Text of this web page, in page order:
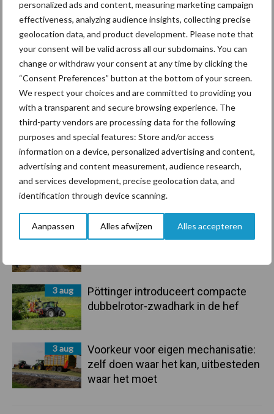
personalized ads and content, measuring marketing campaign
effectiveness, analyzing audience insights, collecting precise
geolocation data, and product development. Please note that
your consent will be valid across all our subdomains. You can
change or withdraw your consent at any time by clicking the
“Consent Preferences” button at the bottom of your screen.
We respect your choices and are committed to providing you
with a transparent and secure browsing experience. The
third-party vendors are processing data for the following
purposes and special features: Store and/or access
information on a device, personalized advertising and content,
advertising and content measurement, audience research,
and services development, precise geolocation data, and
identification through device scanning.
Aanpassen Alles afwijzen Alles accepteren
Primaire
Sidebar
Recent nieuws Partner nieuws
6 aug
Tien praktische tips voor een
langere levensduur
5 aug
“Vraag naar praktische
hygieneoplossingen is in Polen
groter dan ooit”
5 aug
Drie Franse bedrijven over de grens
3 aug
Pöttinger introduceert compacte
dubbelrotor-zwadhark in de hef
3 aug
Voorkeur voor eigen mechanisatie:
zelf doen waar het kan, uitbesteden
waar het moet
Toon meer